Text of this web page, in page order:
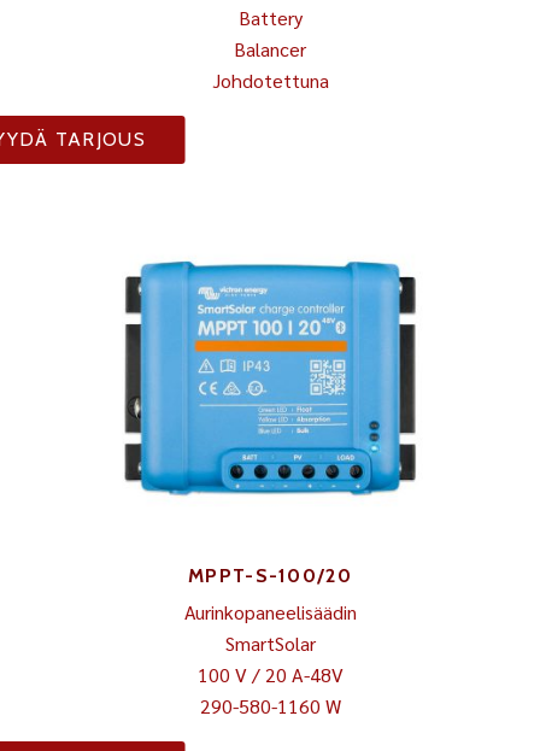
Battery
Balancer
Johdotettuna
TARJOUS
MPPT-S-100/20
Aurinkopaneelisäädin
SmartSolar
100 V / 20 A-48V
290-580-1160 W